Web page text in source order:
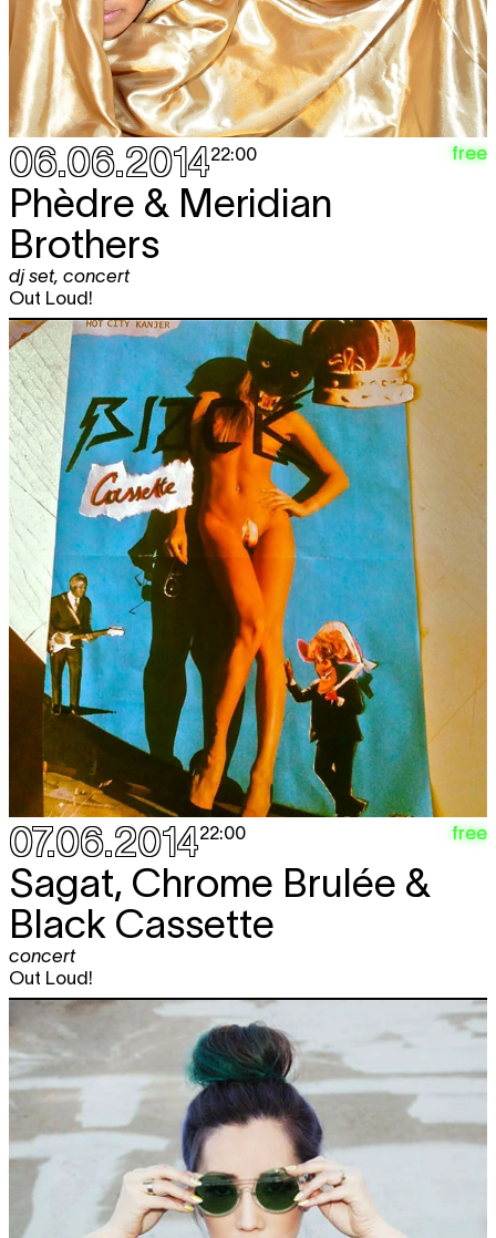
06.06.201422:00 free
Phèdre & Meridian
Brothers
dj set, concert
Out Loud!
07.06.201422:00 free
Sagat, Chrome Brulée &
Black Cassette
concert
Out Loud!